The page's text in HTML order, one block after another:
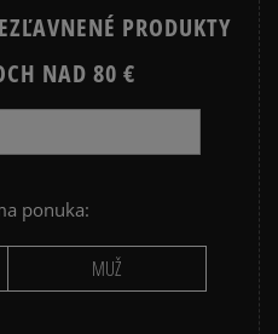
PRODUKTY
NAD 80 €
ponuka:
MUŽ